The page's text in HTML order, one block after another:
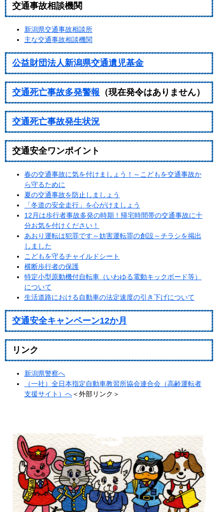
交通事故相談機関
新潟県交通事故相談所
主な交通事故相談機関
公益財団法人新潟県交通遺児基金
交通死亡事故多発警報 （現在発令はありません）
交通死亡事故発生状況
交通安全ワンポイント
春の交通事故に気を付けましょう！～こどもを交通事故か
ら守るために
夏の交通事故を防止しましょう
「冬道の安全走行」を心がけましょう
12月は歩行者事故多発の時期！帰宅時間帯の交通事故に十
分お気を付けください！
あおり運転は犯罪です～妨害運転罪の創設～チラシを掲出
しました
こどもを守るチャイルドシート
横断歩行者の保護
特定小型原動機付自転車（いわゆる電動キックボード等）
について
生活道路における自動車の法定速度の引き下げについて
交通安全キャンペーン12か月
リンク
新潟県警察へ
（一社）全日本指定自動車教習所協会連合会（高齢運転者
支援サイト）へ＜外部リンク＞